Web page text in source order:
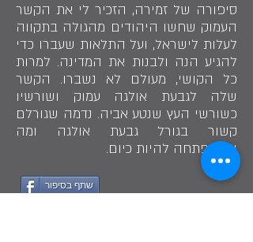
סיפורה של זמירה, הזכיר לי את הקשר
העמוק שחשו היהודים מהגולה בתקווה
לעלות לישראל, ועל התלאות שעברו כדי
להגיע הנה ולבנות את המדינה. למרות
כל הקושי, מעולם לא נשברו. הקשר
שלה לגבעת אולגה עמוק ושורשיו
כשורשי העץ שנטע אביה. נדמה שגורלם
קשור בגורל גבעת אולגה ומה
שהתפתחה להיות כיום.
שתף בסיפור